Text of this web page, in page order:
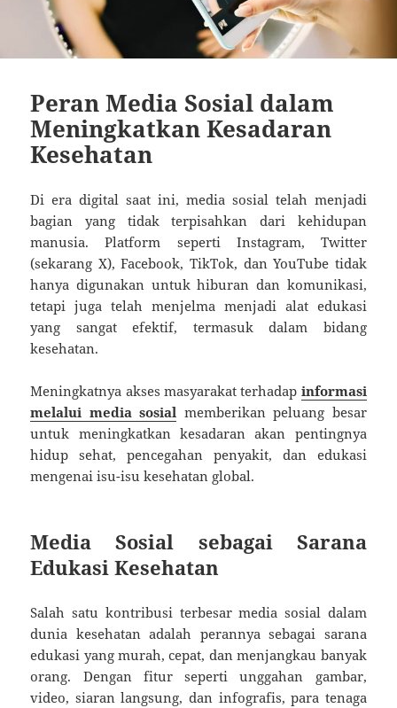
Peran Media Sosial dalam
Meningkatkan Kesadaran
Kesehatan
Di era digital saat ini, media sosial telah menjadi
bagian yang tidak terpisahkan dari kehidupan
manusia. Platform seperti Instagram, Twitter
(sekarang X), Facebook, TikTok, dan YouTube tidak
hanya digunakan untuk hiburan dan komunikasi,
tetapi juga telah menjelma menjadi alat edukasi
yang sangat efektif, termasuk dalam bidang
kesehatan.
Meningkatnya akses masyarakat terhadap informasi
melalui media sosial memberikan peluang besar
untuk meningkatkan kesadaran akan pentingnya
hidup sehat, pencegahan penyakit, dan edukasi
mengenai isu-isu kesehatan global.
Media Sosial sebagai Sarana
Edukasi Kesehatan
Salah satu kontribusi terbesar media sosial dalam
dunia kesehatan adalah perannya sebagai sarana
edukasi yang murah, cepat, dan menjangkau banyak
orang. Dengan fitur seperti unggahan gambar,
video, siaran langsung, dan infografis, para tenaga